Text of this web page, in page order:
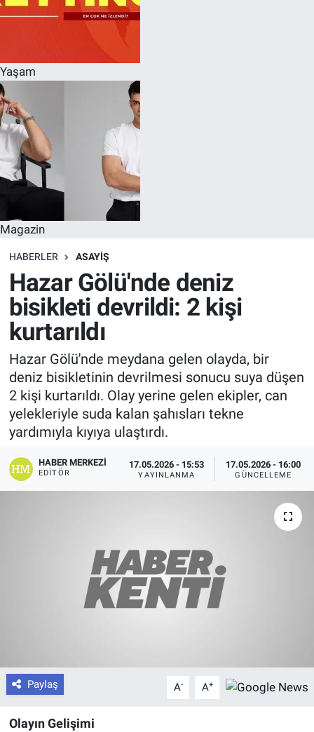
Yaşam
Magazin
HABERLER ASAYIŞ
Hazar Gölü'nde deniz
bisikleti devrildi: 2 kişi
kurtarıldı
Hazar Gölü'nde meydana gelen olayda, bir
deniz bisikletinin devrilmesi sonucu suya düşen
2 kişi kurtarıldı. Olay yerine gelen ekipler, can
yelekleriyle suda kalan şahısları tekne
yardımıyla kıyıya ulaştırdı.
HABER MERKEZI
EDITÖR
17.05.2026 - 15:53
YAYINLANMA
17.05.2026 - 16:00
GÜNCELLEME
Paylaş A- A+
Olayın Gelişimi